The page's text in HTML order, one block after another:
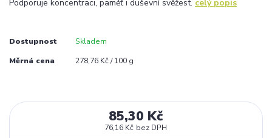
Podporuje koncentraci, paměť i duševní svěžest. celý popis
Dostupnost Skladem
Měrná cena 278,76 Kč / 100 g
85,30 Kč
76,16 Kč bez DPH